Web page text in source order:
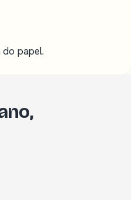
do papel.